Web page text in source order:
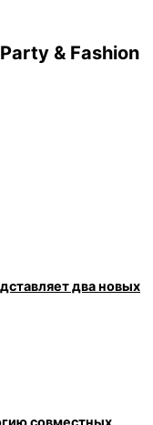
& Fashion
два новых
совместных